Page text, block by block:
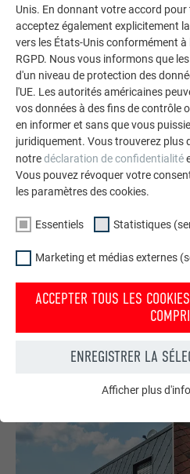
Commander gratuitement des
Toiture, façade, solaire,
est non seulement jolie, mais
COMMANDER GRATUITEMENT
Unis. En donnant votre accord pour
acceptez également explicitement
vers les États-Unis conformément
RGPD. Nous vous informons que
d'un niveau de protection des
l'UE. Les autorités américaines
vos données à des fins de contrôle
en informer et sans que vous
juridiquement. Vous trouverez plus
notredéclaration de confidentialité
Vous pouvez révoquer votre
les paramètres des cookies.
Essentiels Statistiques
Marketing et médias externes
ACCEPTER TOUS LES
ENREGISTRER LA
fonctions de base du site
Internet fonctionne correctement.
Afficher plus